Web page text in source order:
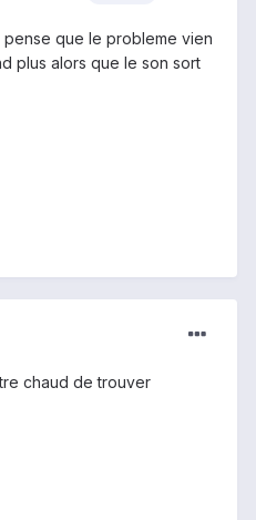
que le probleme vien
plus alors que le son sort
chaud de trouver